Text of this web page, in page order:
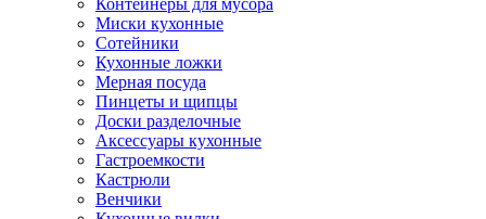
Миски кухонные
Сотейники
Кухонные ложки
Мерная посуда
Пинцеты и щипцы
Доски разделочные
Аксессуары кухонные
Гастроемкости
Кастрюли
Венчики